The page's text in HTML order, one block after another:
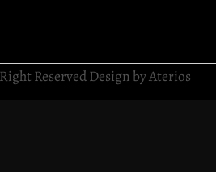
Reserved Design by Aterios